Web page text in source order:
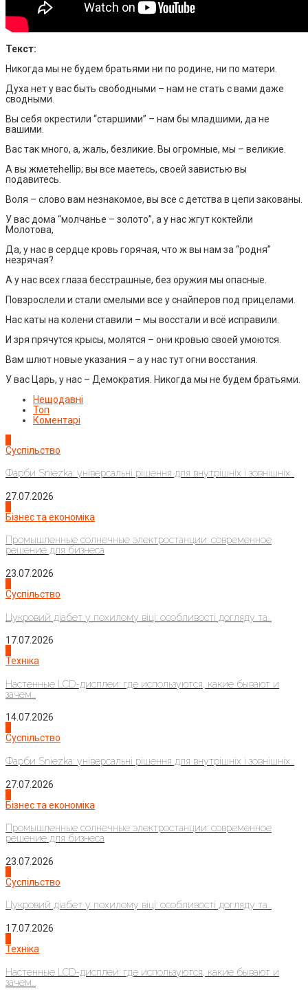
Текст:
Никогда мы не будем братьями ни по родине, ни по матери.
Духа нет у вас быть свободными – нам не стать с вами даже
сводными.
Вы себя окрестили “старшими” – нам бы младшими, да не
вашими.
Вас так много, а, жаль, безликие. Вы огромные, мы – великие.
А вы жметеhellip; вы все маетесь, своей завистью вы
подавитесь.
Воля – слово вам незнакомое, вы все с детства в цепи закованы.
У вас дома “молчанье – золото”, а у нас жгут коктейли
Молотова,
Да, у нас в сердце кровь горячая, что ж вы нам за “родня”
незрячая?
А у нас всех глаза бесстрашные, без оружия мы опасные.
Повзрослели и стали смелыми все у снайперов под прицелами.
Нас каты на колени ставили – мы восстали и всё исправили.
И зря прячутся крысы, молятся – они кровью своей умоются.
Вам шлют новые указания – а у нас тут огни восстания.
У вас Царь, у нас – Демократия. Никогда мы не будем братьями.
Нещодавні
Топ
Коментарі
Суспільство
Фарби Sniezka: універсальні рішення для внутрішніх і зовнішніх...
27.07.2026
Бізнес та економіка
Промышленные солнечные электростанции: современное
решение для бизнеса
23.07.2026
Суспільство
Цукровий діабет у похилому віці: особливості догляду та...
17.07.2026
Техніка
Настенные LCD-дисплеи: где используются, какие бывают и
зачем...
14.07.2026
Суспільство
Фарби Sniezka: універсальні рішення для внутрішніх і зовнішніх...
27.07.2026
Бізнес та економіка
Промышленные солнечные электростанции: современное
решение для бизнеса
23.07.2026
Суспільство
Цукровий діабет у похилому віці: особливості догляду та...
17.07.2026
Техніка
Настенные LCD-дисплеи: где используются, какие бывают и
зачем...